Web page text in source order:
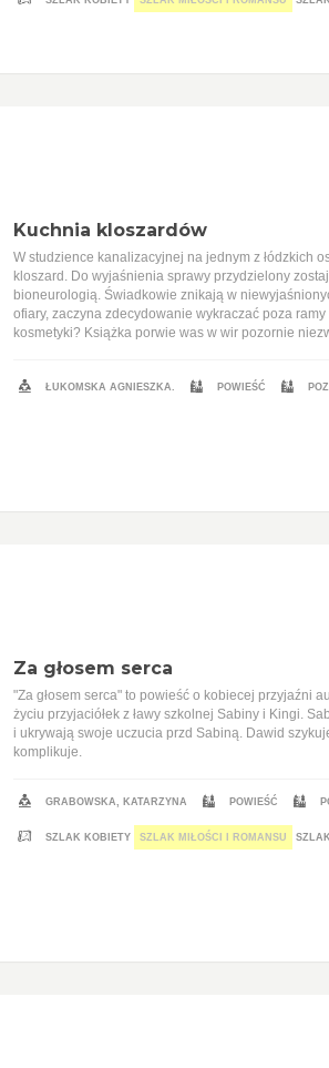
Kuchnia kloszardów
W studzience kanalizacyjnej na jednym z łódzkich
kloszard. Do wyjaśnienia sprawy przydzielony
bioneurologią. Świadkowie znikają w
ofiary, zaczyna zdecydowanie wykraczać poza
kosmetyki? Książka porwie was w wir pozornie
ŁUKOMSKA AGNIESZKA. POWIEŚĆ
Za głosem serca
"Za głosem serca" to powieść o kobiecej przyjaźni
życiu przyjaciółek z ławy szkolnej Sabiny i Kingi.
i ukrywają swoje uczucia przd Sabiną. Dawid
komplikuje.
GRABOWSKA, KATARZYNA POWIEŚĆ
SZLAK KOBIETY SZLAK MIŁOŚCI I ROMANSU